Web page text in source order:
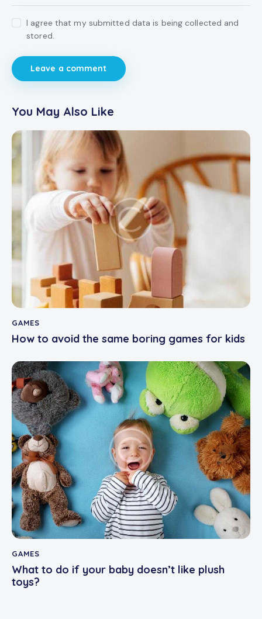
I agree that my submitted data is being collected and
stored.
You May Also Like
GAMES
How to avoid the same boring games for kids
GAMES
What to do if your baby doesn’t like plush
toys?